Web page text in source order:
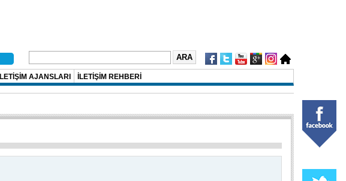
İLETİŞİM AJANSLARI İLETİŞİM REHBERİ